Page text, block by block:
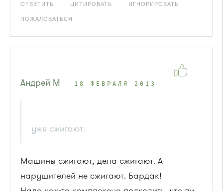
ОТВЕТИТЬ ЦИТИРОВАТЬ ИГНОРИРОВАТЬ
ПОЖАЛОВАТЬСЯ
Андрей М 18 ФЕВРАЛЯ 2013
уже сжигают.
Машины сжигают, дела сжигают. А
нарушителей не сжигают. Бардак!